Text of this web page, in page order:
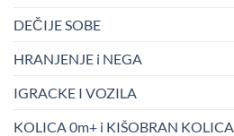
DEČIJE SOBE
HRANJENJE i NEGA
IGRACKE I VOZILA
KOLICA 0m+ i KIŠOBRAN KOLICA